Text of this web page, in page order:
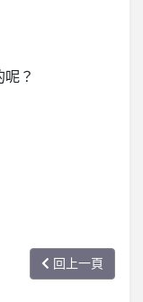
？
回上一頁